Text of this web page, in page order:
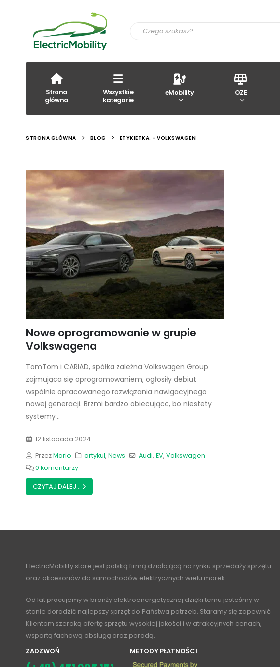
Strona
główna
Wszystkie
kategorie
eMobility OZE
STRONA GŁÓWNA BLOG ETYKIETKA: - VOLKSWAGEN
Nowe oprogramowanie w grupie
Volkswagena
TomTom i CARIAD, spółka zależna Volkswagen Group
zajmująca się oprogramowaniem, ogłosiły debiut
wspólnie opracowanego rozwiązania nawigacyjnego
nowej generacji. Brzmi bardzo obiecująco, bo niestety
systemy...
12 listopada 2024
PrzezMario artykuł,News Audi, EV, Volkswagen
0 komentarzy
CZYTAJ DALEJ...
ElectricMobility.store jest polską firmą działającą na rynku sprzedaży sprzętu
oraz akcesoriów do samochodów elektrycznych wielu marek.
Od lat pracujemy w branży elektroenergetycznej dzięki temu jesteśmy w
stanie doradzić najlepszy sprzęt do Państwa potrzeb. Staramy się zapewnić
Klientom szeroką ofertę sprzętu wysokiej jakości i w atrakcyjnych cenach,
wspartą fachową obsługą oraz poradą.
ZADZWOŃ
METODY PŁATNOŚCI